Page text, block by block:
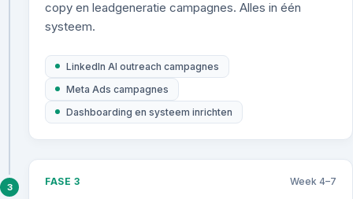
copy en leadgeneratie campagnes. Alles in één
systeem.
LinkedIn AI outreach campagnes
Meta Ads campagnes
Dashboarding en systeem inrichten
3 FASE 3 Week 4–7